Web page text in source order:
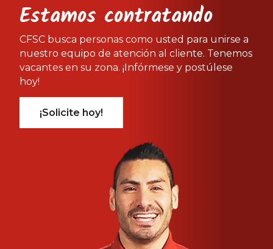
Estamos contratando
CFSC busca personas como usted para unirse a
nuestro equipo de atención al cliente. Tenemos
vacantes en su zona. ¡Infórmese y postúlese
hoy!
¡Solicite hoy!